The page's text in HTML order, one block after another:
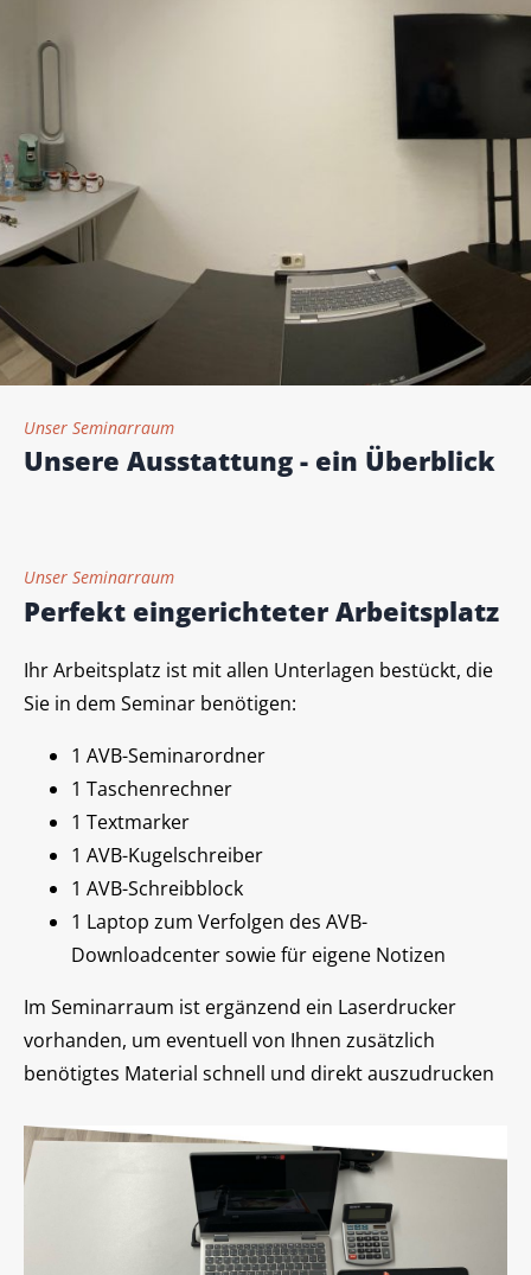
Unser Seminarraum
Unsere Ausstattung - ein Überblick
Unser Seminarraum
Perfekt eingerichteter Arbeitsplatz
Ihr Arbeitsplatz ist mit allen Unterlagen bestückt, die
Sie in dem Seminar benötigen:
1 AVB-Seminarordner
1 Taschenrechner
1 Textmarker
1 AVB-Kugelschreiber
1 AVB-Schreibblock
1 Laptop zum Verfolgen des AVB-
Downloadcenter sowie für eigene Notizen
Im Seminarraum ist ergänzend ein Laserdrucker
vorhanden, um eventuell von Ihnen zusätzlich
benötigtes Material schnell und direkt auszudrucken